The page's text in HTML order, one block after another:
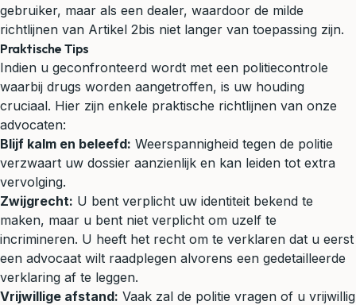
gebruiker, maar als een dealer, waardoor de milde
richtlijnen van Artikel 2bis niet langer van toepassing zijn.
Praktische Tips
Indien u geconfronteerd wordt met een politiecontrole
waarbij drugs worden aangetroffen, is uw houding
cruciaal. Hier zijn enkele praktische richtlijnen van onze
advocaten:
Blijf kalm en beleefd: Weerspannigheid tegen de politie
verzwaart uw dossier aanzienlijk en kan leiden tot extra
vervolging.
Zwijgrecht: U bent verplicht uw identiteit bekend te
maken, maar u bent niet verplicht om uzelf te
incrimineren. U heeft het recht om te verklaren dat u eerst
een advocaat wilt raadplegen alvorens een gedetailleerde
verklaring af te leggen.
Vrijwillige afstand: Vaak zal de politie vragen of u vrijwillig